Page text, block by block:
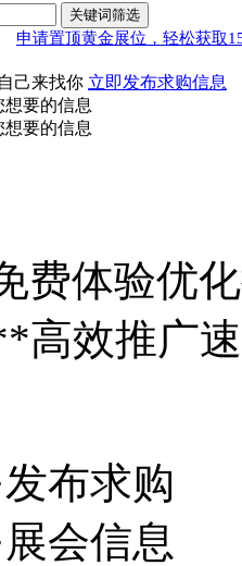
申请置顶黄金展位，轻松获取
己来找你 立即发布求购信息
要的信息
要的信息
费体验优
高效推广
布求购
会信息